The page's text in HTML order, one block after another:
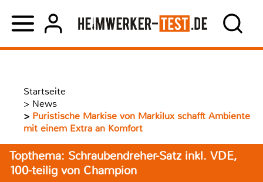
Startseite
> News
> Puristische Markise von Markilux schafft Ambiente
mit einem Extra an Komfort
Topthema: Schraubendreher-Satz inkl. VDE,
100-teilig von Champion